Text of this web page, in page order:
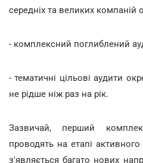
середніх та великих компаній
- комплексний поглиблений
- тематичні цільові аудити
не рідше ніж раз на рік.
Зазвичай, перший
проводять на етапі
з'являється багато нових